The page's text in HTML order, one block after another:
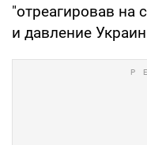
"отреагировав на
и давление